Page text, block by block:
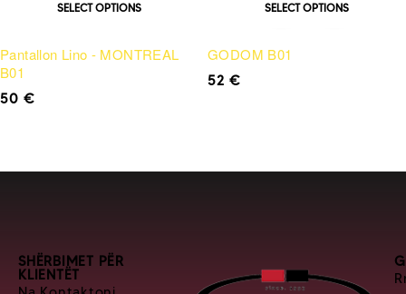
SELECT OPTIONS
Pantallon Lino - MONTREAL
B01
50€
SELECT OPTIONS
GODOM B01
52€
SHËRBIMET PËR
KLIENTËT